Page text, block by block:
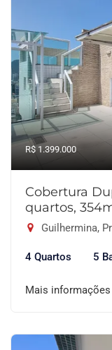
R$ 1.399.000
Cobertura
quartos,
Guilhermina,
4 Quartos 5
Mais informações